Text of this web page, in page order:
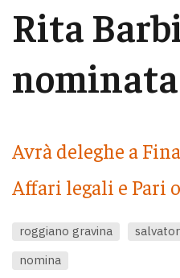
Rita
nominata
Avrà deleghe a
Affari legali e Pari
roggiano gravina
nomina